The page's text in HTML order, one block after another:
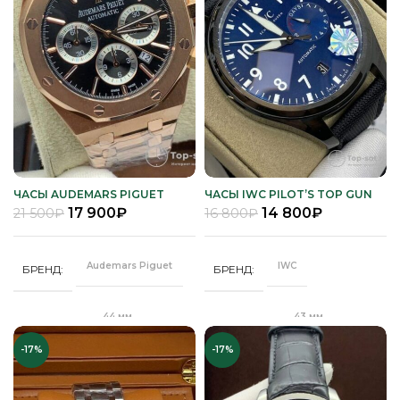
ЧАСЫ AUDEMARS PIGUET
ROYAL OAK
21 500₽ 17 900₽
БРЕНД Audemars Piguet
44 мм
ЗАСТЕЖКА
ЧАСЫ IWC PILOT’S TOP GUN
16 800₽ 14 800₽
БРЕНД IWC
43 мм
ЗАСТЕЖКА Классическая
-17% -17%